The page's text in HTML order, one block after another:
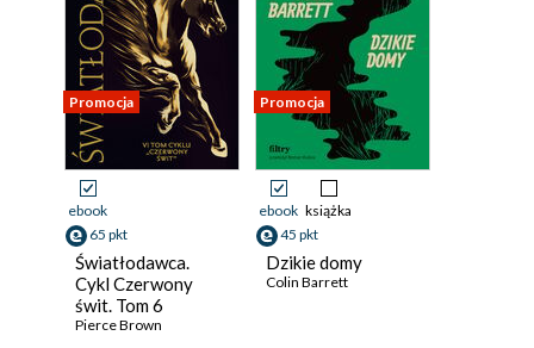
Promocja
ebook
65 pkt
Światłodawca.
Cykl Czerwony
świt. Tom 6
Pierce Brown
Promocja
ebook książka
45 pkt
Dzikie domy
Colin Barrett